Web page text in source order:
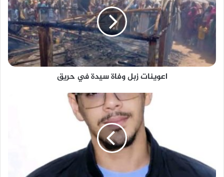
اعوينات زبل وفاة سيدة في حريق